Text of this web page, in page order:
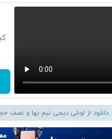
دانلود از اونلی دیجی نیم بها و نصف